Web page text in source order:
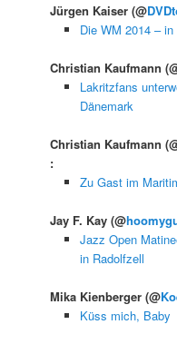
Jürgen Kaiser(@
Die WM 2014 –
Christian Kaufmann
Lakritzfans
Dänemark
Christian Kaufmann
:
Zu Gast im
Jay F. Kay(@
Jazz Open
in Radolfzell
Mika Kienberger(@
Küss mich, Baby